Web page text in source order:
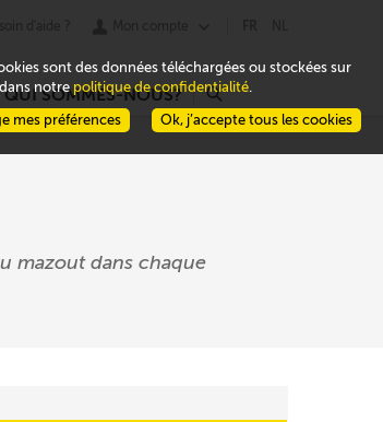
QUI SOMMES-NOUS? r
mazout dans chaque
sont des données téléchargées ou stockées sur
notre politique de confidentialité.
Ok, j’accepte tous les cookies
mes préférences